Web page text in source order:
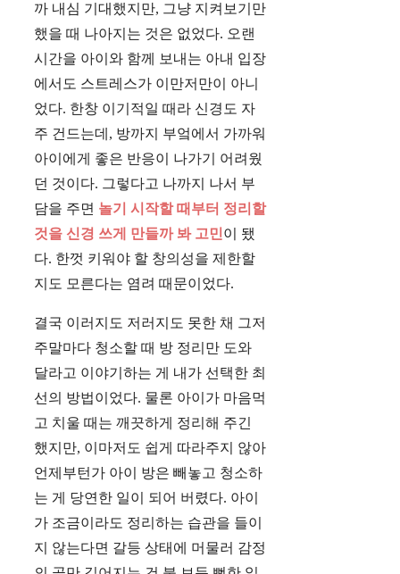
까 내심 기대했지만, 그냥 지켜보기만
했을 때 나아지는 것은 없었다. 오랜
시간을 아이와 함께 보내는 아내 입장
에서도 스트레스가 이만저만이 아니
었다. 한창 이기적일 때라 신경도 자
주 건드는데, 방까지 부엌에서 가까워
아이에게 좋은 반응이 나가기 어려웠
던 것이다. 그렇다고 나까지 나서 부
담을 주면 놀기 시작할 때부터 정리할
것을 신경 쓰게 만들까 봐 고민이 됐
다. 한껏 키워야 할 창의성을 제한할
지도 모른다는 염려 때문이었다.
결국 이러지도 저러지도 못한 채 그저
주말마다 청소할 때 방 정리만 도와
달라고 이야기하는 게 내가 선택한 최
선의 방법이었다. 물론 아이가 마음먹
고 치울 때는 깨끗하게 정리해 주긴
했지만, 이마저도 쉽게 따라주지 않아
언제부턴가 아이 방은 빼놓고 청소하
는 게 당연한 일이 되어 버렸다. 아이
가 조금이라도 정리하는 습관을 들이
지 않는다면 갈등 상태에 머물러 감정